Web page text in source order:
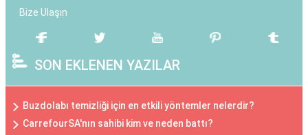
Bize Ulaşın
SON EKLENEN YAZILAR
Buzdolabı temizliği için en etkili yöntemler nelerdir?
CarrefourSA'nın sahibi kim ve neden battı?